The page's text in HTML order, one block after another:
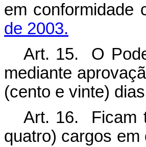
em conformidade
de 2003.
Art. 15. O
mediante
(cento e vinte)
Art. 16. Ficam
quatro) cargos